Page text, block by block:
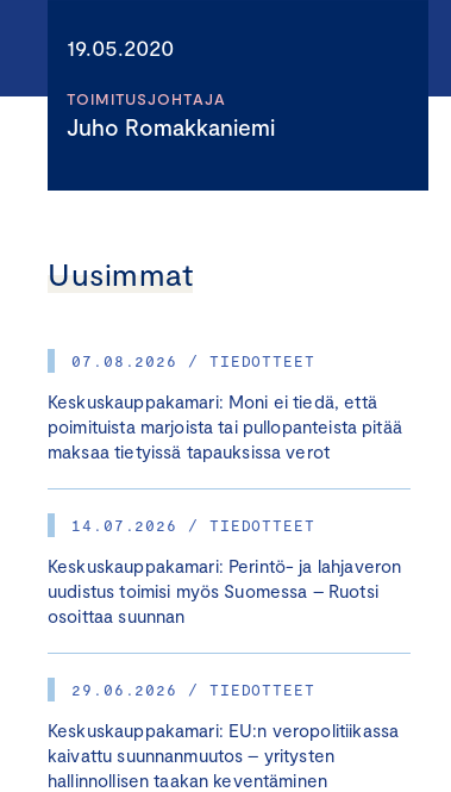
19.05.2020
TOIMITUSJOHTAJA
Juho Romakkaniemi
Uusimmat
07.08.2026 / TIEDOTTEET
Keskuskauppakamari: Moni ei tiedä, että
poimituista marjoista tai pullopanteista pitää
maksaa tietyissä tapauksissa verot
14.07.2026 / TIEDOTTEET
Keskuskauppakamari: Perintö- ja lahjaveron
uudistus toimisi myös Suomessa – Ruotsi
osoittaa suunnan
29.06.2026 / TIEDOTTEET
Keskuskauppakamari: EU:n veropolitiikassa
kaivattu suunnanmuutos – yritysten
hallinnollisen taakan keventäminen